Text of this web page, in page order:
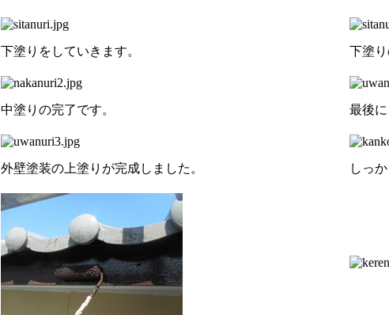
下塗りをしていきます。 下塗り
中塗りの完了です。 最後に
外壁塗装の上塗りが完成しました。 しっ